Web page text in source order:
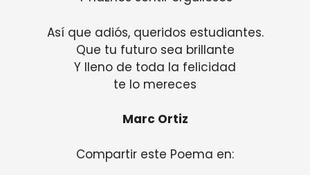
Así que adiós, queridos estudiantes.
Que tu futuro sea brillante
Y lleno de toda la felicidad
te lo mereces
Marc Ortiz
Compartir este Poema en: